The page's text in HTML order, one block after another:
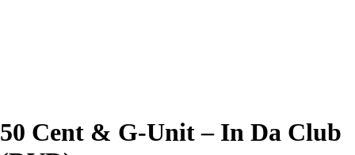
50 Cent & G-Unit – In Da Club